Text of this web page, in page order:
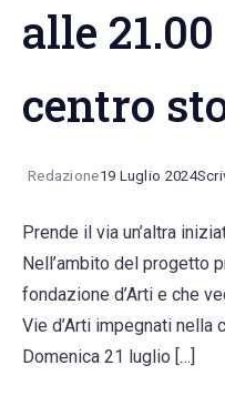
alle
centro
Redazione19 Luglio 2024
Prende il via un’altra
Nell’ambito del progetto
fondazione d’Arti e che
Vie d’Arti impegnati nella
Domenica 21 luglio […]